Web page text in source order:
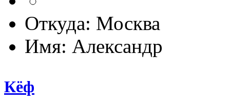
Откуда: Москва
Имя: Александр
Кёф